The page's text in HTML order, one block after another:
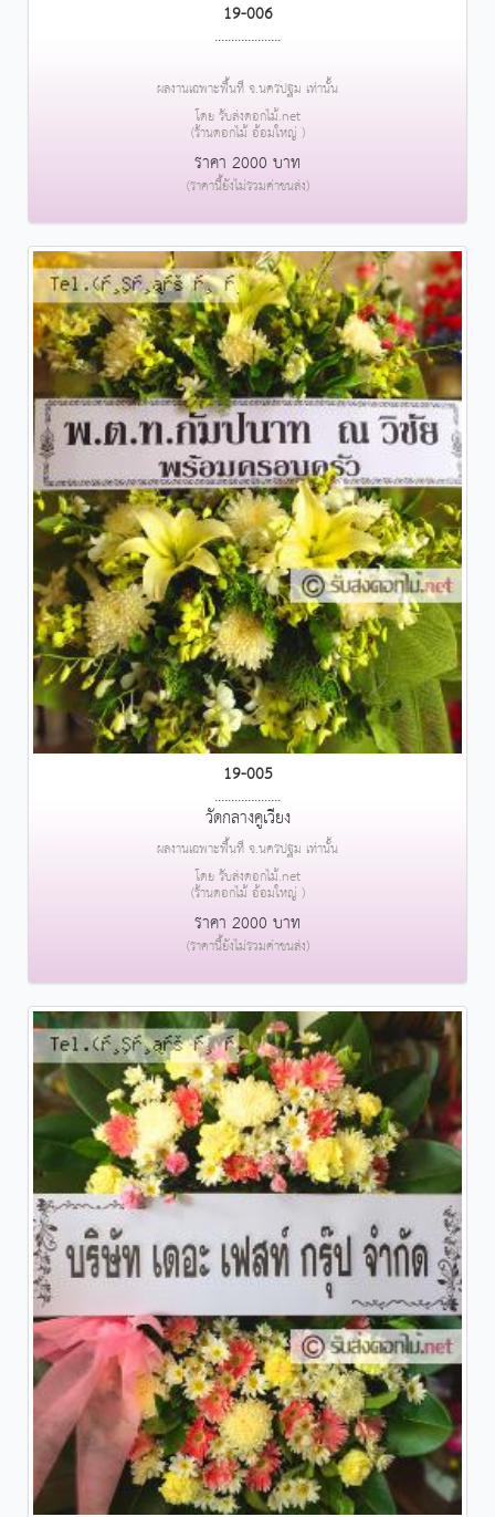
19-006
....................
ผลงานเฉพาะพื้นที่ จ.นครปฐม เท่านั้น
โดย รับส่งดอกไม้.net
(ร้านดอกไม้ อ้อมใหญ่ )
ราคา 2000 บาท
(ราคานี้ยังไม่รวมค่าขนส่ง)
19-005
....................
วัดกลางคูเวียง
ผลงานเฉพาะพื้นที่ จ.นครปฐม เท่านั้น
โดย รับส่งดอกไม้.net
(ร้านดอกไม้ อ้อมใหญ่ )
ราคา 2000 บาท
(ราคานี้ยังไม่รวมค่าขนส่ง)